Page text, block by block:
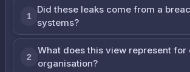
1
Did these leaks come from a
systems?
2
What does this view represent for
organisation?